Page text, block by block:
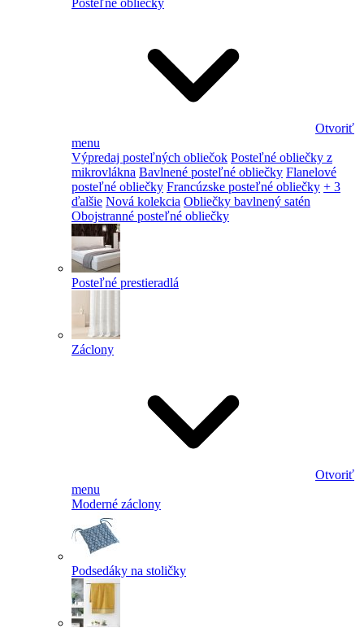
Posteľné obliečky
Otvoriť
menu
Výpredaj posteľných obliečok Posteľné obliečky z
mikrovlákna Bavlnené posteľné obliečky Flanelové
posteľné obliečky Francúzske posteľné obliečky + 3
ďalšie Nová kolekcia Obliečky bavlnený satén
Obojstranné posteľné obliečky
Posteľné prestieradlá
Záclony
Otvoriť
menu
Moderné záclony
Podsedáky na stoličky